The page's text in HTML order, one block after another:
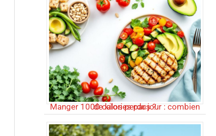
Manger 1000 calories par jour : combien de kilos perdus ?